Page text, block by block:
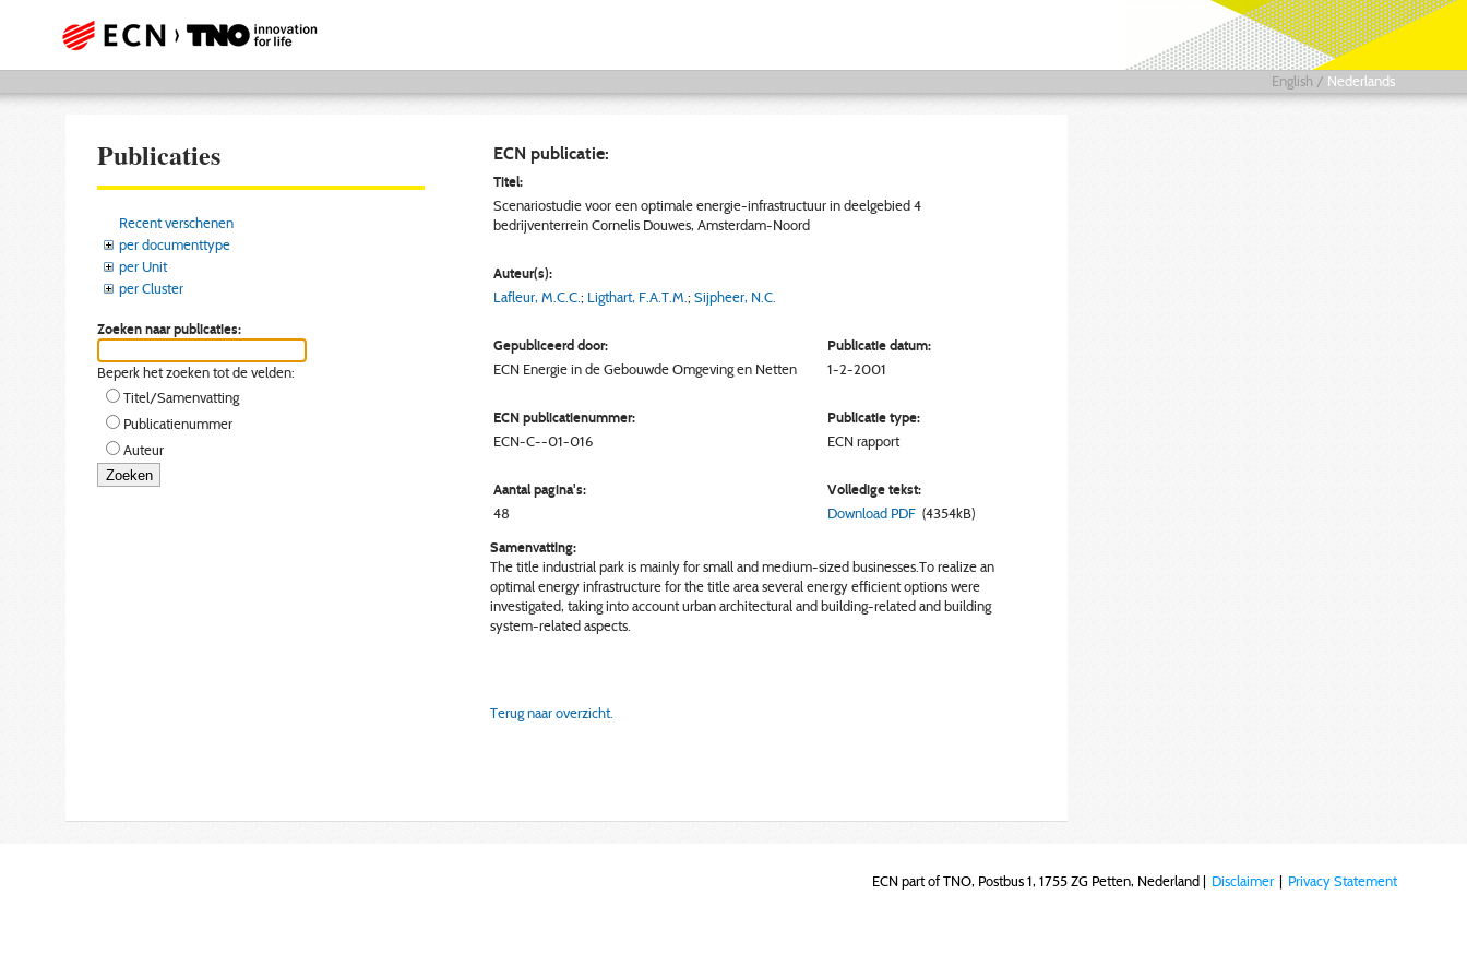
English / Nederlands
Publicaties
Recent verschenen
per documenttype
per Unit
per Cluster
Zoeken naar publicaties:
Beperk het zoeken tot de velden:
Titel/Samenvatting
Publicatienummer
Auteur
ECN publicatie:
Titel:
Scenariostudie voor een optimale energie-infrastructuur in deelgebied 4
bedrijventerrein Cornelis Douwes, Amsterdam-Noord
Auteur(s):
Lafleur, M.C.C.; Ligthart, F.A.T.M. ; Sijpheer, N.C.
Gepubliceerd door:
Publicatie datum:
ECN Energie in de Gebouwde Omgeving en Netten 1-2-2001
ECN publicatienummer:
Publicatie type:
ECN-C--01-016
ECN rapport
Aantal pagina's:
Volledige tekst:
48
Download PDF (4354kB)
Samenvatting:
The title industrial park is mainly for small and medium-sized businesses.To realize an
optimal energy infrastructure for the title area several energy efficient options were
investigated, taking into account urban architectural and building-related and building
system-related aspects.
Terug naar overzicht.
ECN part of TNO, Postbus 1, 1755 ZG Petten, Nederland | Disclaimer | Privacy Statement